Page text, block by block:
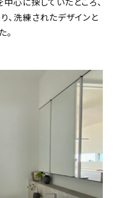
心に探していたところ、
、洗練されたデザインと
。